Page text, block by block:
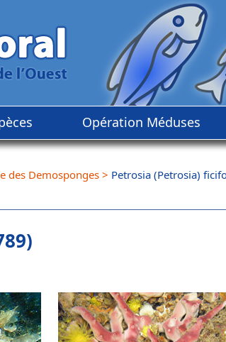
Opération Méduses
des Demosponges > Petrosia (Petrosia)